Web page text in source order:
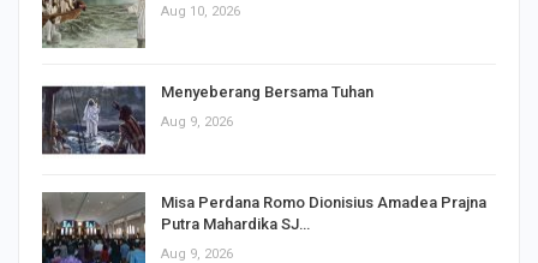
Aug 10, 2026
Menyeberang Bersama Tuhan
Aug 9, 2026
Misa Perdana Romo Dionisius Amadea Prajna
Putra Mahardika SJ…
Aug 9, 2026